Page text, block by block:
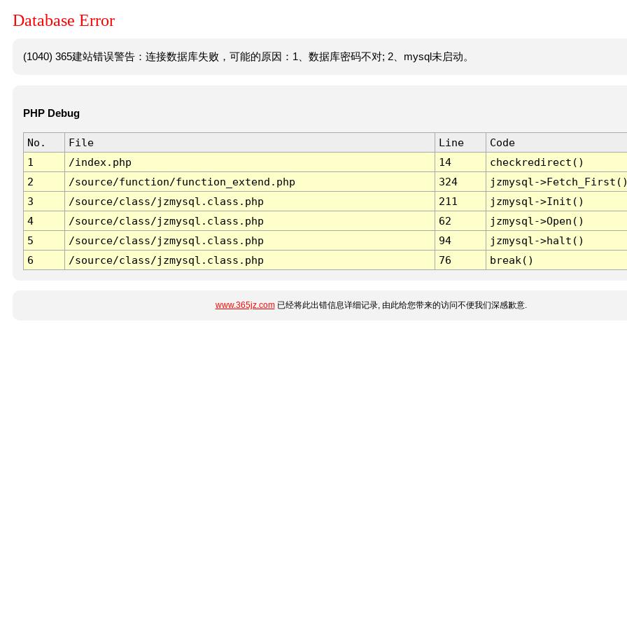
Database Error
(1040) 365建站错误警告：连接数据库失败，可能的原因：1、数据库密码不对; 2、mysql未启动。
PHP Debug
No. File Line
Code
1
/index.php 14
checkredirect()
2
/source/function/function_extend.php 324
jzmysql-
3
/source/class/jzmysql.class.php 211
jzmysql->Init()
4
/source/class/jzmysql.class.php 62
jzmysql->Open()
5
/source/class/jzmysql.class.php 94
jzmysql->halt()
6
/source/class/jzmysql.class.php 76 break()
www.365jz.com已经将此出错信息详细记录, 由此给您带来的访问不便我们深感歉意.